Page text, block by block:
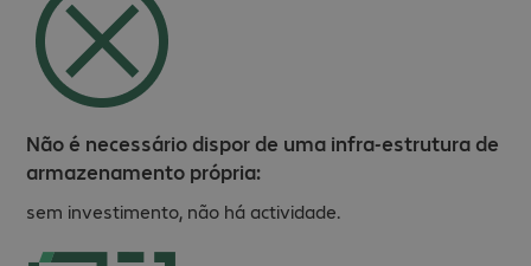
Não é necessário dispor de uma infra-estrutura de
armazenamento própria:
sem investimento, não há actividade.